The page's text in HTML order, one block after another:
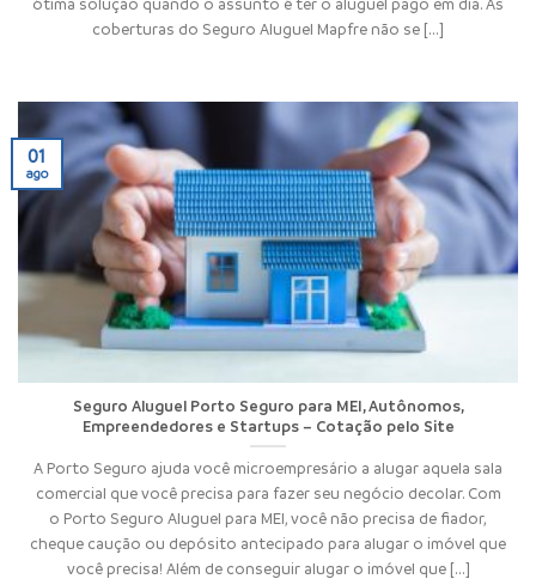
coberturas do Seguro Aluguel Mapfre não se [...]
Seguro Aluguel Porto Seguro para MEI, Autônomos,
Empreendedores e Startups – Cotação pelo Site
A Porto Seguro ajuda você microempresário a alugar aquela sala
comercial que você precisa para fazer seu negócio decolar. Com
o Porto Seguro Aluguel para MEI, você não precisa de fiador,
cheque caução ou depósito antecipado para alugar o imóvel que
você precisa! Além de conseguir alugar o imóvel que [...]
01
ago